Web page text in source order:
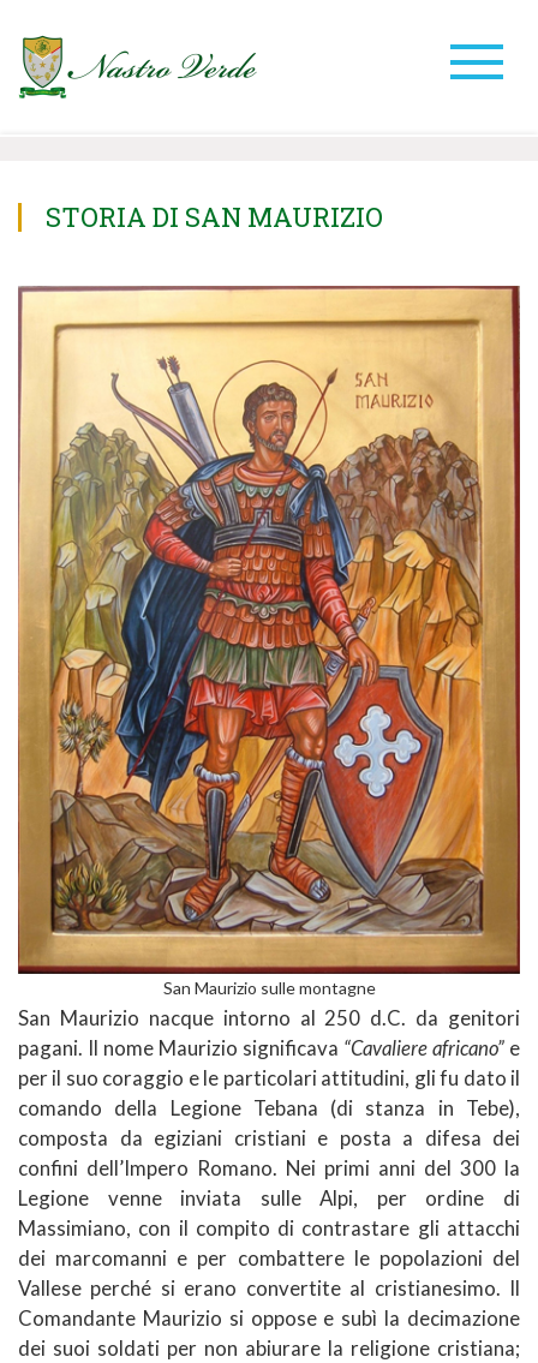
STORIA DI SAN MAURIZIO
San Maurizio sulle montagne
San Maurizio nacque intorno al 250 d.C. da genitori
pagani. Il nome Maurizio significava “Cavaliere africano” e
per il suo coraggio e le particolari attitudini, gli fu dato il
comando della Legione Tebana (di stanza in Tebe),
composta da egiziani cristiani e posta a difesa dei
confini dell’Impero Romano. Nei primi anni del 300 la
Legione venne inviata sulle Alpi, per ordine di
Massimiano, con il compito di contrastare gli attacchi
dei marcomanni e per combattere le popolazioni del
Vallese perché si erano convertite al cristianesimo. Il
Comandante Maurizio si oppose e subì la decimazione
dei suoi soldati per non abiurare la religione cristiana;